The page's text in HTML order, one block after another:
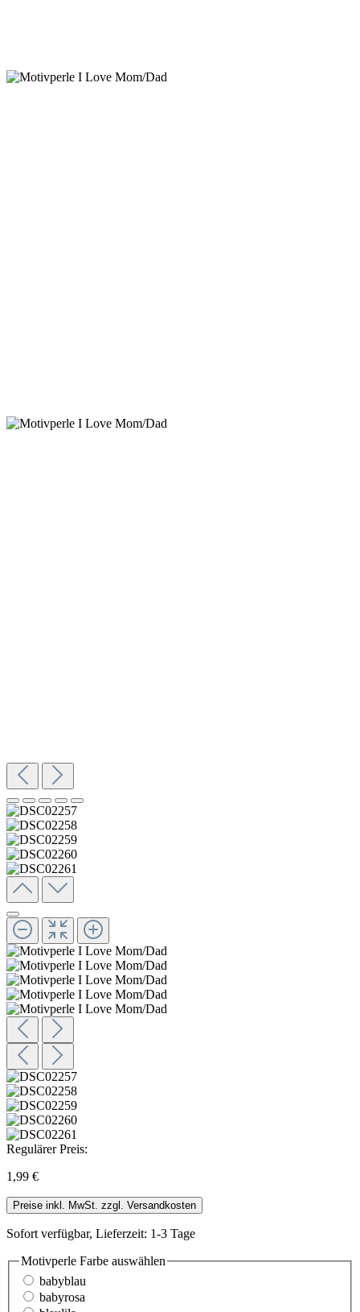
Regulärer Preis:
1,99 €
Preise inkl. MwSt. zzgl. Versandkosten
Sofort verfügbar, Lieferzeit: 1-3 Tage
Motivperle Farbe auswählen
babyblau
babyrosa